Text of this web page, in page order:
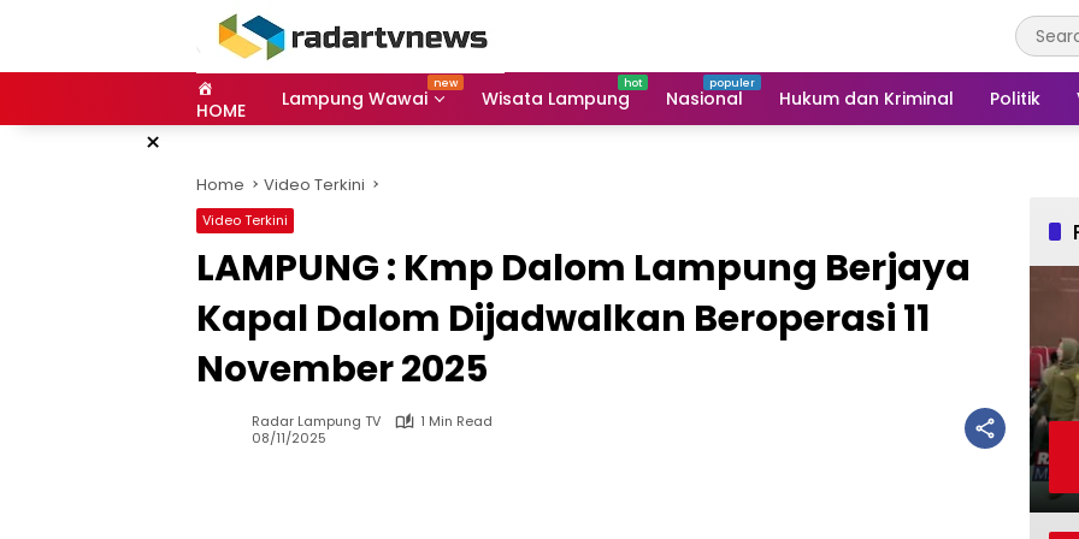
HOME Lampung Wawai Wisata Lampung Nasional Hukum dan Kriminal Politik
×
Home Video Terkini
Video Terkini
LAMPUNG : Kmp Dalom Lampung Berjaya
Kapal Dalom Dijadwalkan Beroperasi 11
November 2025
Radar Lampung TV
1 Min Read
08/11/2025